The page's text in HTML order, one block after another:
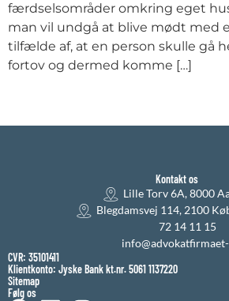
færdselsområder omkring eget
man vil undgå at blive mødt med
tilfælde af, at en person skulle gå
fortov og dermed komme […]
Kontakt os
Lille Torv 6A, 8000
Blegdamsvej 114, 2100
72 14 11 15
CVR: 35101411
Klientkonto: Jyske Bank kt.nr. 5061 1137220
Sitemap
Følg os